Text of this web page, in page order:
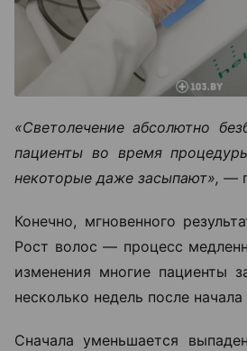
«Светолечение абсолютно
пациенты во время
некоторые даже засыпают», —
Конечно, мгновенного
Рост волос — процесс
изменения многие пациенты
несколько недель после начала
Сначала уменьшается